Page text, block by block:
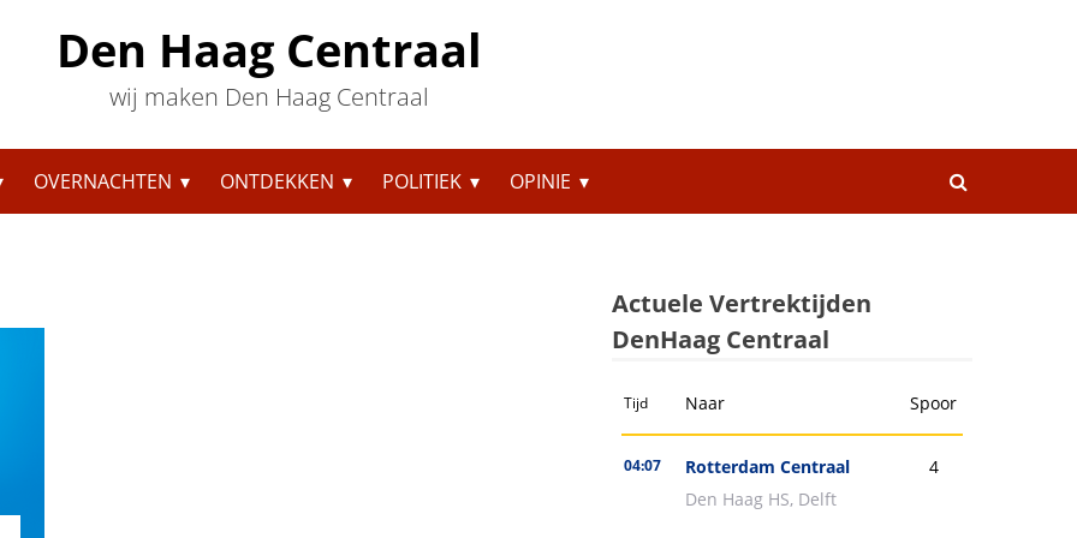
Den Haag Centraal
wij maken Den Haag Centraal
OVERNACHTEN ONTDEKKEN POLITIEK OPINIE
Actuele Vertrektijden
DenHaag Centraal